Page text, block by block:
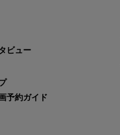
ビュー
予約ガイド